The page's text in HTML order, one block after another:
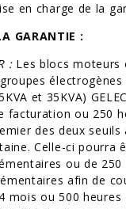
en charge de la
GARANTIE :
:Les blocs moteurs
électrogènes
et 35KVA)
facturation ou 250
des deux
Celle-ci pourra
ou de 250
afin de
mois ou 500 heures